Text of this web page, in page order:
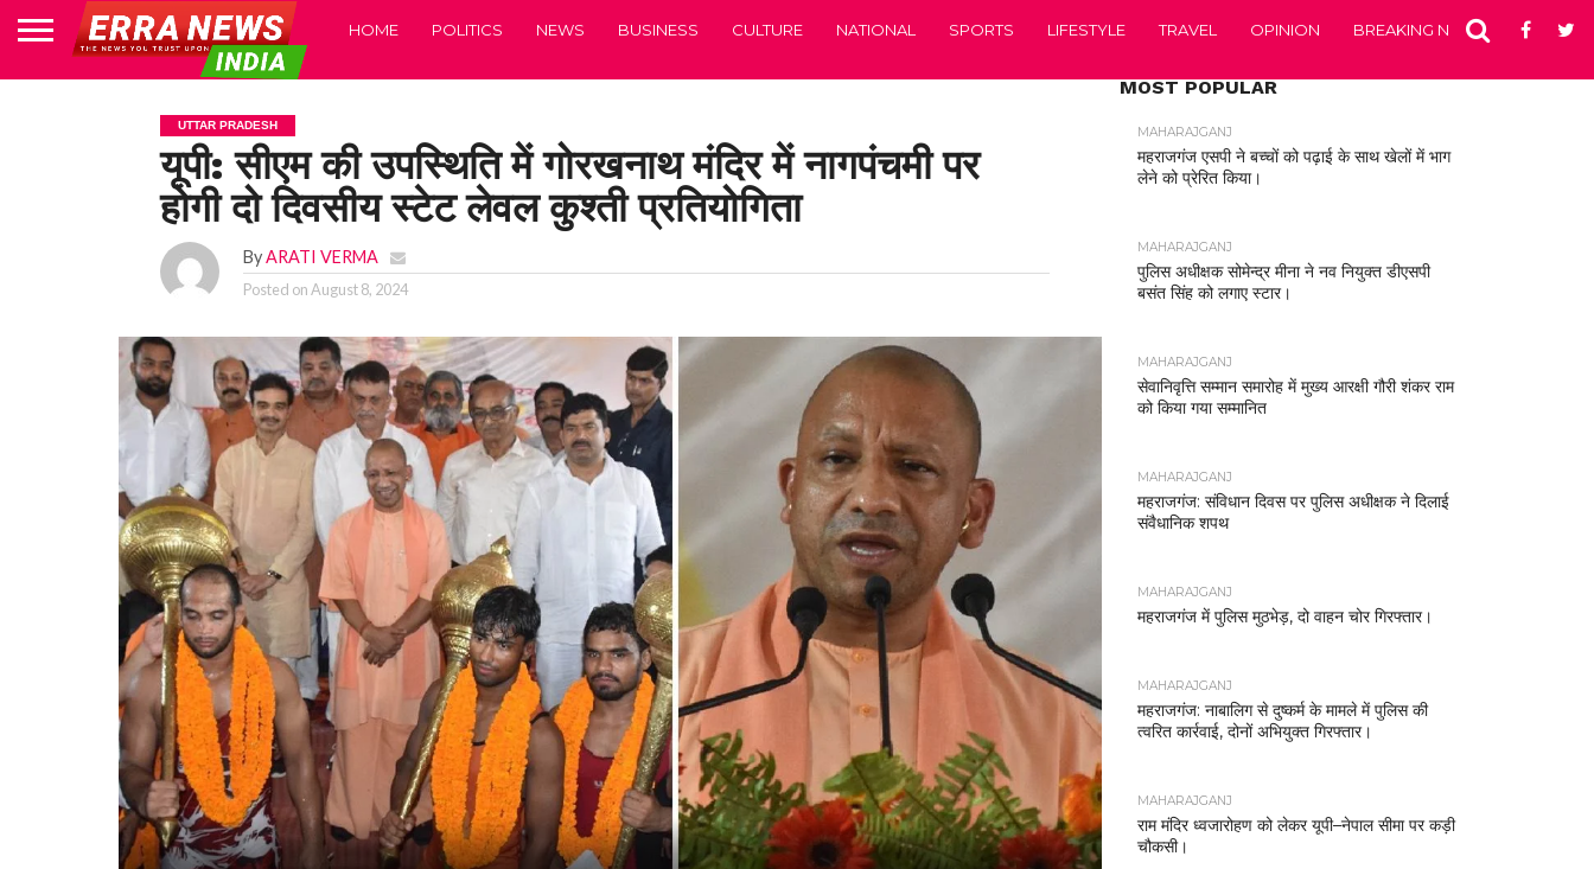
HOME POLITICS NEWS BUSINESS CULTURE NATIONAL SPORTS LIFESTYLE TRAVEL OPINION BREAKING NEWS
UTTAR PRADESH
यूपी: सीएम की उपस्थिति में गोरखनाथ मंदिर में नागपंचमी पर
होगी दो दिवसीय स्टेट लेवल कुश्ती प्रतियोगिता
ByARATI VERMA
Posted onAugust 8, 2024
MOST POPULAR
MAHARAJGANJ
महराजगंज एसपी ने बच्चों को पढ़ाई के साथ खेलों में भाग
लेने को प्रेरित किया।
MAHARAJGANJ
पुलिस अधीक्षक सोमेन्द्र मीना ने नव नियुक्त डीएसपी
बसंत सिंह को लगाए स्टार।
MAHARAJGANJ
सेवानिवृत्ति सम्मान समारोह में मुख्य आरक्षी गौरी शंकर राम
को किया गया सम्मानित
MAHARAJGANJ
महराजगंज: संविधान दिवस पर पुलिस अधीक्षक ने दिलाई
संवैधानिक शपथ
MAHARAJGANJ
महराजगंज में पुलिस मुठभेड़, दो वाहन चोर गिरफ्तार।
MAHARAJGANJ
महराजगंज: नाबालिग से दुष्कर्म के मामले में पुलिस की
त्वरित कार्रवाई, दोनों अभियुक्त गिरफ्तार।
MAHARAJGANJ
राम मंदिर ध्वजारोहण को लेकर यूपी–नेपाल सीमा पर कड़ी
चौकसी।